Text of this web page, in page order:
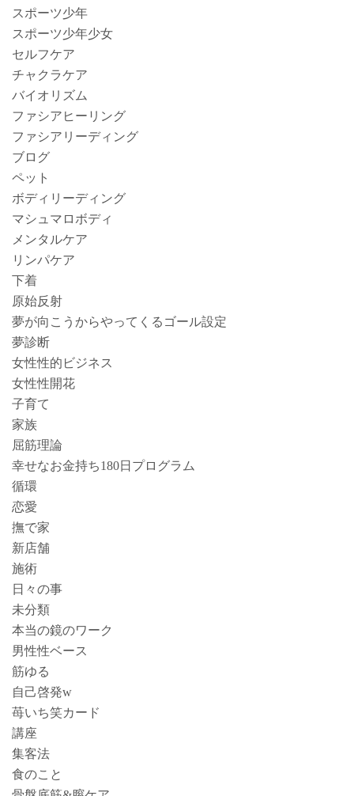
スポーツ少年
スポーツ少年少女
セルフケア
チャクラケア
バイオリズム
ファシアヒーリング
ファシアリーディング
ブログ
ペット
ボディリーディング
マシュマロボディ
メンタルケア
リンパケア
下着
原始反射
夢が向こうからやってくるゴール設定
夢診断
女性性的ビジネス
女性性開花
子育て
家族
屈筋理論
幸せなお金持ち180日プログラム
循環
恋愛
撫で家
新店舗
施術
日々の事
未分類
本当の鏡のワーク
男性性ベース
筋ゆる
自己啓発w
苺いち笑カード
講座
集客法
食のこと